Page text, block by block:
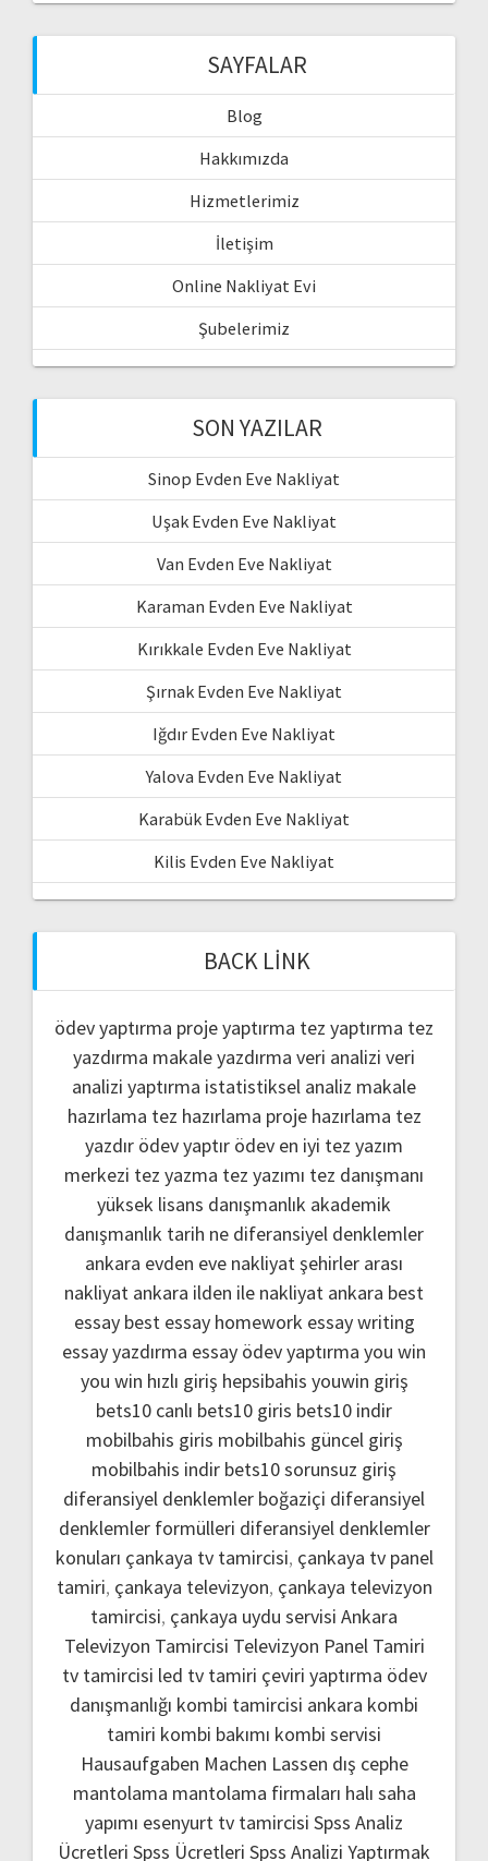
SAYFALAR
Blog
Hakkımızda
Hizmetlerimiz
İletişim
Online Nakliyat Evi
Şubelerimiz
SON YAZILAR
Sinop Evden Eve Nakliyat
Uşak Evden Eve Nakliyat
Van Evden Eve Nakliyat
Karaman Evden Eve Nakliyat
Kırıkkale Evden Eve Nakliyat
Şırnak Evden Eve Nakliyat
Iğdır Evden Eve Nakliyat
Yalova Evden Eve Nakliyat
Karabük Evden Eve Nakliyat
Kilis Evden Eve Nakliyat
BACK LINK
ödev yaptırma proje yaptırma tez yaptırma tez
yazdırma makale yazdırma veri analizi veri
analizi yaptırma istatistiksel analiz makale
hazırlama tez hazırlama proje hazırlama tez
yazdır ödev yaptır ödev en iyi tez yazım
merkezi tez yazma tez yazımı tez danışmanı
yüksek lisans danışmanlık akademik
danışmanlık tarih ne diferansiyel denklemler
ankara evden eve nakliyatşehirler arası
nakliyat ankara ilden ile nakliyat ankara best
essay best essay homework essay writing
essay yazdırma essay ödev yaptırma you win
you win hızlı giriş hepsibahis youwin giriş
bets10 canlı bets10 giris bets10 indir
mobilbahis giris mobilbahis güncel giriş
mobilbahis indir bets10 sorunsuz giriş
diferansiyel denklemler boğaziçi diferansiyel
denklemler formülleri diferansiyel denklemler
konuları çankaya tv tamircisi, çankaya tv panel
tamiri, çankaya televizyon, çankaya televizyon
tamircisi, çankaya uydu servisi Ankara
Televizyon Tamircisi Televizyon Panel Tamiri
tv tamircisi led tv tamiri çeviri yaptırma ödev
danışmanlığı kombi tamircisi ankara kombi
tamiri kombi bakımı kombi servisi
Hausaufgaben Machen Lassen dış cephe
mantolama mantolama firmaları halı saha
yapımı esenyurt tv tamircisi Spss Analiz
Ücretleri Spss Ücretleri Spss Analizi Yaptırmak